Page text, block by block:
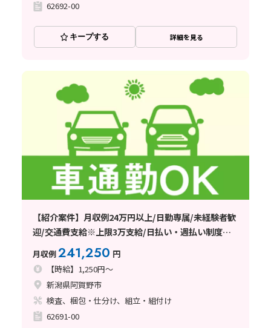
62692-00
キープする 詳細を見る
【紹介案件】月収例24万円以上/日勤専属/未経験者歓
迎/交通費支給※上限3万支給/日払い・週払い制度あ
月収例241,250 円
【時給】1,250円～
新潟県阿賀野市
検査、梱包・仕分け、組立・組付け
62691-00